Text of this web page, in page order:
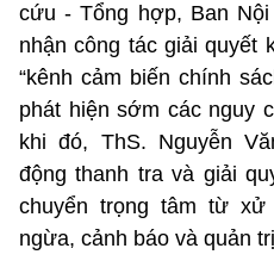
cứu - Tổng hợp, Ban
nhận công tác giải quyết
“kênh cảm biến chính
phát hiện sớm các nguy
khi đó, ThS. Nguyễn
động thanh tra và giải
chuyển trọng tâm từ
ngừa, cảnh báo và quản